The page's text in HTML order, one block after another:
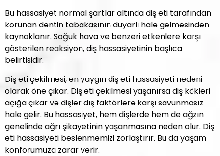
Bu hassasiyet normal şartlar altında diş eti tarafından
korunan dentin tabakasının duyarlı hale gelmesinden
kaynaklanır. Soğuk hava ve benzeri etkenlere karşı
gösterilen reaksiyon, diş hassasiyetinin başlıca
belirtisidir.
Diş eti çekilmesi, en yaygın diş eti hassasiyeti nedeni
olarak öne çıkar. Diş eti çekilmesi yaşanırsa diş kökleri
açığa çıkar ve dişler dış faktörlere karşı savunmasız
hale gelir. Bu hassasiyet, hem dişlerde hem de ağzın
genelinde ağrı şikayetinin yaşanmasına neden olur. Diş
eti hassasiyeti beslenmemizi zorlaştırır. Bu da yaşam
konforumuza zarar verir.